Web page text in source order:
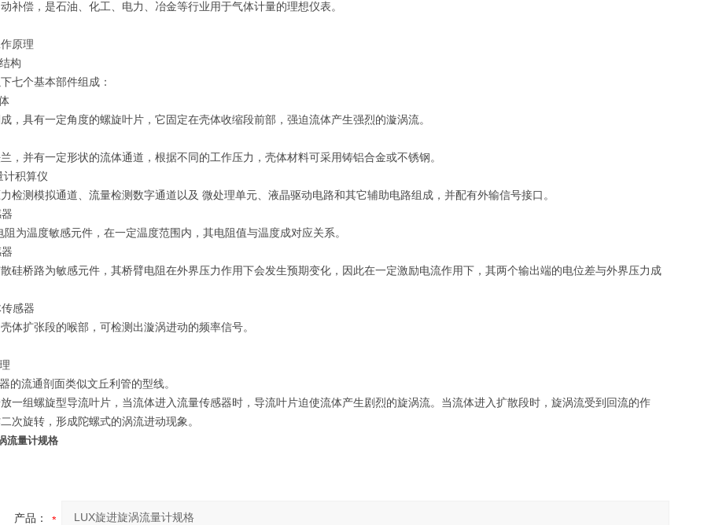
补偿，是石油、化工、电力、冶金等行业用于气体计量的理想仪表。
原理
构
七个基本部件组成：
，具有一定角度的螺旋叶片，它固定在壳体收缩段前部，强迫流体产生强烈的漩涡流。
，并有一定形状的流体通道，根据不同的工作压力，壳体材料可采用铸铝合金或不锈钢。
积算仪
检测模拟通道、流量检测数字通道以及 微处理单元、液晶驱动电路和其它辅助电路组成，并配有外输信号接口。
阻为温度敏感元件，在一定温度范围内，其电阻值与温度成对应关系。
硅桥路为敏感元件，其桥臂电阻在外界压力作用下会发生预期变化，因此在一定激励电流作用下，其两个输出端的电位差与外界压力成
感器
体扩张段的喉部，可检测出漩涡进动的频率信号。
的流通剖面类似文丘利管的型线。
一组螺旋型导流叶片，当流体进入流量传感器时，导流叶片迫使流体产生剧烈的旋涡流。当流体进入扩散段时，旋涡流受到回流的作
次旋转，形成陀螺式的涡流进动现象。
流量计规格
产品：